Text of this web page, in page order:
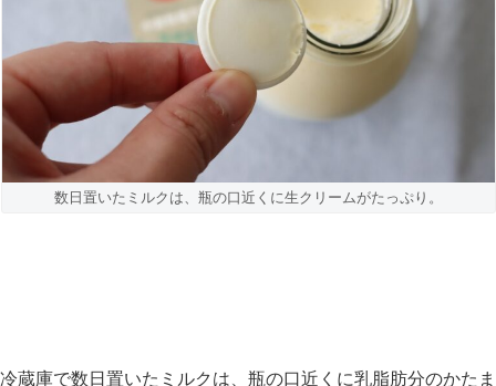
数日置いたミルクは、瓶の口近くに生クリームがたっぷり。
冷蔵庫で数日置いたミルクは、瓶の口近くに乳脂肪分のかたま